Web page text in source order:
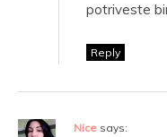
potriveste
Reply
Nice says: